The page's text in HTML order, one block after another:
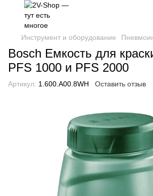
Инструмент и оборудование
Bosch Емкость для
PFS 1000 и PFS 2000
Артикул: 1.600.A00.8WH Оставить отзыв